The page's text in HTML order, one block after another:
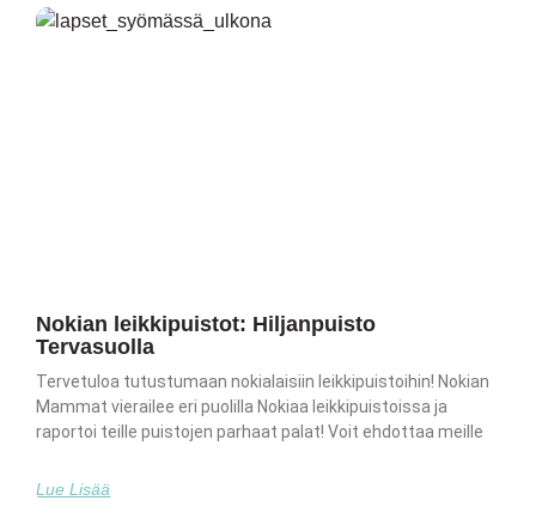
Nokian leikkipuistot: Hiljanpuisto
Tervasuolla
Tervetuloa tutustumaan nokialaisiin leikkipuistoihin! Nokian
Mammat vierailee eri puolilla Nokiaa leikkipuistoissa ja
raportoi teille puistojen parhaat palat! Voit ehdottaa meille
Lue Lisää